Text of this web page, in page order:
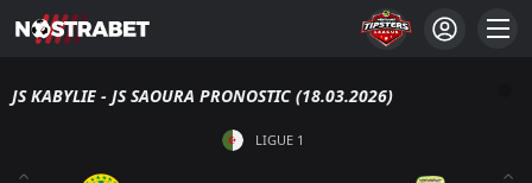
JS KABYLIE - JS SAOURA PRONOSTIC (18.03.2026)
LIGUE 1